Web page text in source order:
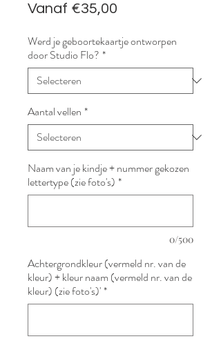
Vanaf €35,00
Werd je geboortekaartje ontworpen
door Studio Flo? *
Aantal vellen *
Naam van je kindje + nummer gekozen
lettertype (zie foto's) *
0/500
Achtergrondkleur (vermeld nr. van de
kleur) + kleur naam (vermeld nr. van de
kleur) (zie foto's)'*